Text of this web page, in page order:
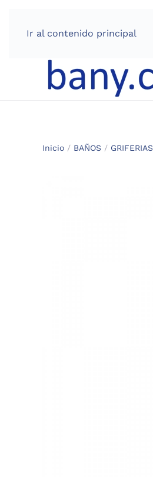
Ir al contenido principal
Inicio / BAÑOS / GRIFERIAS